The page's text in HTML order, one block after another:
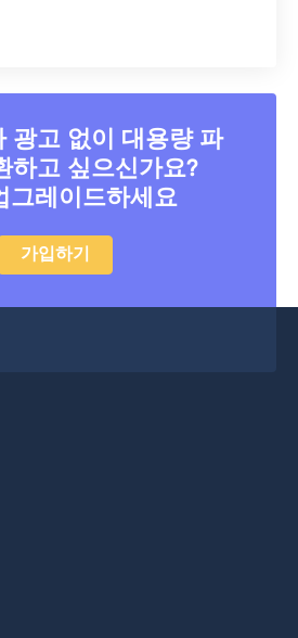
광고 없이 대용량 파
하고 싶으신가요?
그레이드하세요
가입하기